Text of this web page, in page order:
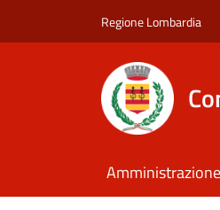
Regione Lombardia
Amministrazione